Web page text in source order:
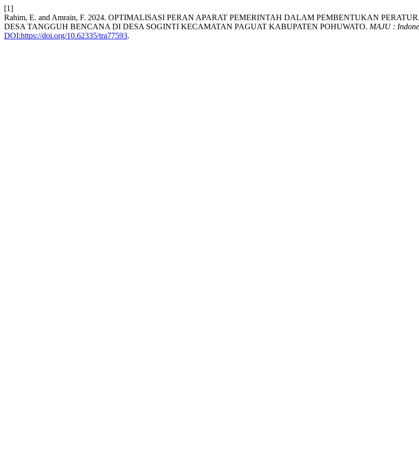
[1]
Rahim, E. and Amrain, F. 2024. OPTIMALISASI PERAN APARAT PEMERINTAH DALAM PEMBENTUKAN
DESA TANGGUH BENCANA DI DESA SOGINTI KECAMATAN PAGUAT KABUPATEN POHUWATO. MAJU :
DOI:https://doi.org/10.62335/tra77593.